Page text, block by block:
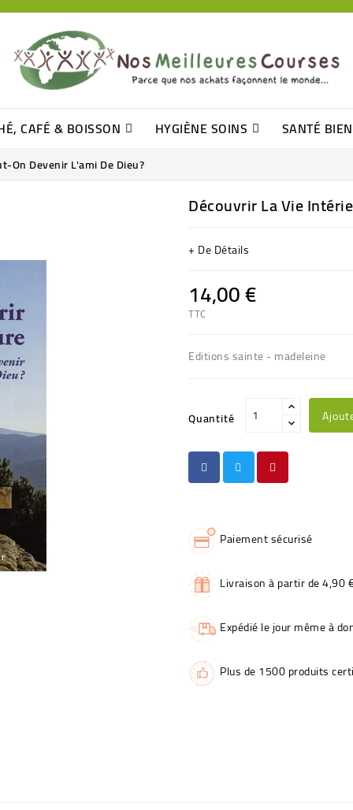
CAFÉ & BOISSON HYGIÈNE SOINS SANTÉ
On Devenir L'ami De Dieu?
Découvrir La Vie
+ De Détails
14,00 €
TTC
Editions sainte - madeleine
Quantité
Paiement sécurisé
Livraison à partir de 4,90
Expédié le jour même à
Plus de 1500 produits